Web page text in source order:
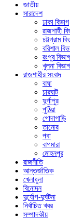
জাতীয়
সারাদেশ
ঢাকা বিভাগ
রাজশাহী
চট্টগ্রাম
বরিশাল
রংপুর বিভাগ
খুলনা বিভাগ
রাজশাহীর সংবাদ
বাঘা
চারঘাট
দুর্গাপুর
পুঠিয়া
গোদাগাড়ি
তানোর
পবা
বাগমারা
মোহনপুর
রাজনীতি
আন্তর্জাতিক
খেলাধুলা
বিনোদন
দুর্যোগ-দুর্ঘটনা
নির্বাচিত খবর
সম্পাদকীয়